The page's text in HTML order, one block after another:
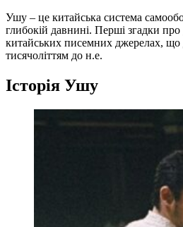
Ушу – це китайська система
глибокій давнині. Перші згадки
китайських писемних джерелах, що
тисячоліттям до н.е.
Історія Ушу